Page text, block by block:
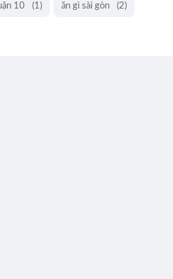
10 (1) ăn gì sài gòn (2)